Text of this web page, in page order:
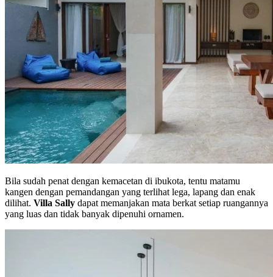
Bila sudah penat dengan kemacetan di ibukota, tentu matamu
kangen dengan pemandangan yang terlihat lega, lapang dan enak
dilihat. Villa Sally dapat memanjakan mata berkat setiap ruangannya
yang luas dan tidak banyak dipenuhi ornamen.